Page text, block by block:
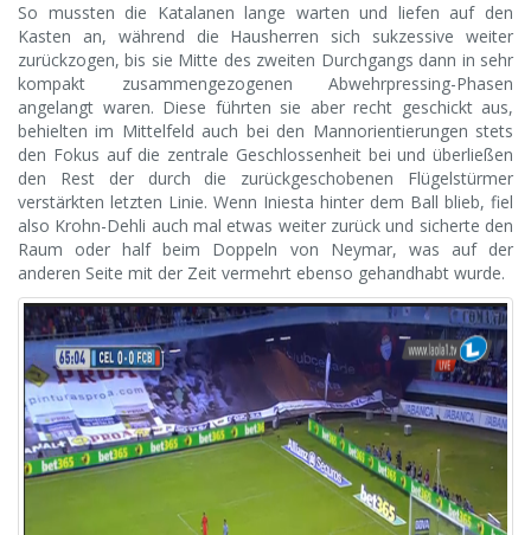
So mussten die Katalanen lange warten und liefen auf den
Kasten an, während die Hausherren sich sukzessive weiter
zurückzogen, bis sie Mitte des zweiten Durchgangs dann in sehr
kompakt zusammengezogenen Abwehrpressing-Phasen
angelangt waren. Diese führten sie aber recht geschickt aus,
behielten im Mittelfeld auch bei den Mannorientierungen stets
den Fokus auf die zentrale Geschlossenheit bei und überließen
den Rest der durch die zurückgeschobenen Flügelstürmer
verstärkten letzten Linie. Wenn Iniesta hinter dem Ball blieb, fiel
also Krohn-Dehli auch mal etwas weiter zurück und sicherte den
Raum oder half beim Doppeln von Neymar, was auf der
anderen Seite mit der Zeit vermehrt ebenso gehandhabt wurde.